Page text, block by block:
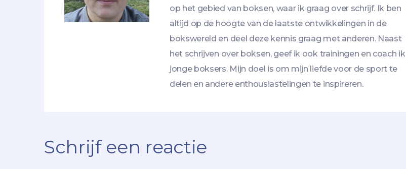
op het gebied van boksen, waar ik graag over schrijf. Ik ben
altijd op de hoogte van de laatste ontwikkelingen in de
bokswereld en deel deze kennis graag met anderen. Naast
het schrijven over boksen, geef ik ook trainingen en coach ik
jonge boksers. Mijn doel is om mijn liefde voor de sport te
delen en andere enthousiastelingen te inspireren.
Schrijf een reactie